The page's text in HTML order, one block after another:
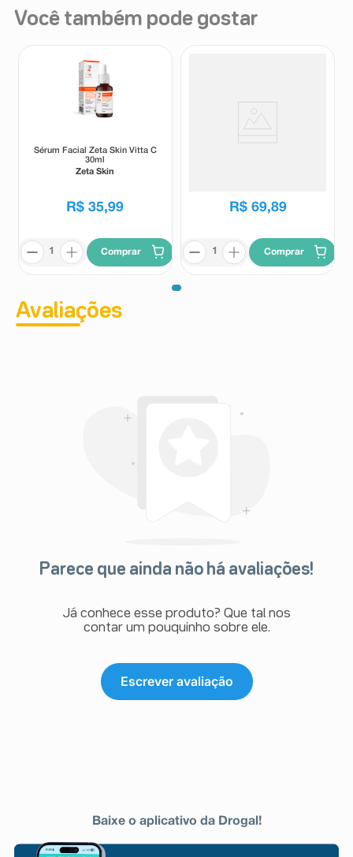
Você também pode gostar
Sérum Facial Zeta Skin Vitta C
30ml
Zeta Skin
R$ 35,99
Comprar
R$ 69,89
Comprar
Avaliações
Parece que ainda não há avaliações!
Já conhece esse produto? Que tal nos
contar um pouquinho sobre ele.
Escrever avaliação
Baixe o aplicativo da Drogal!